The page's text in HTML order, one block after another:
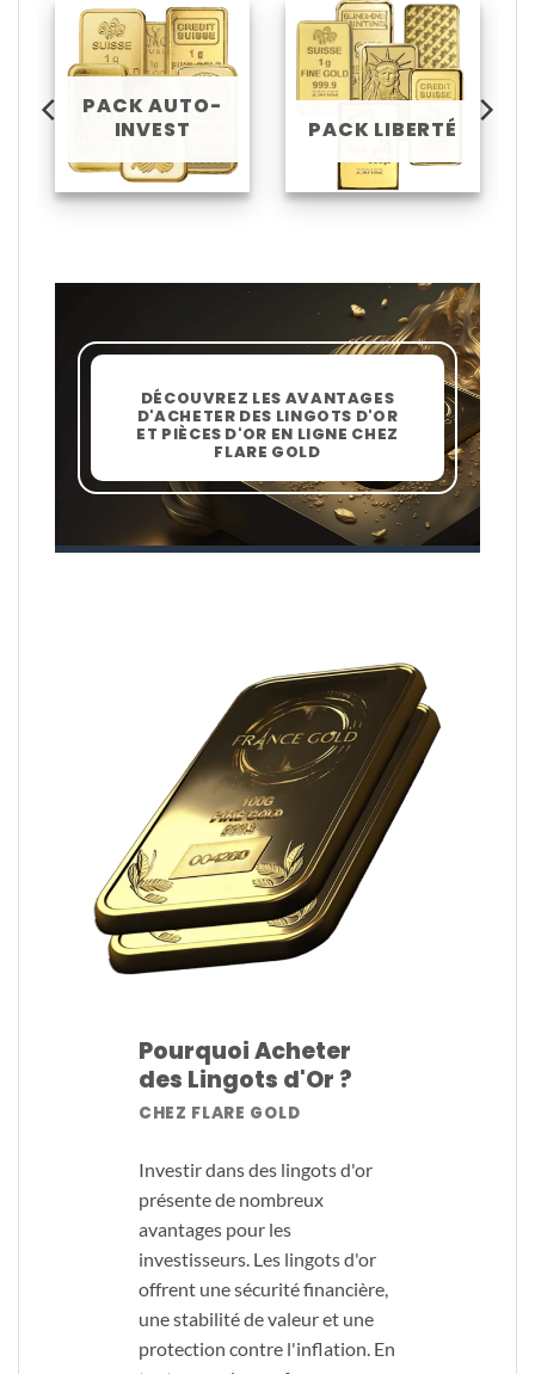
PACK AUTO-
INVEST
PACK LIBERTÉ
DÉCOUVREZ LES AVANTAGES
D'ACHETER DES LINGOTS D'OR
ET PIÈCES D'OR EN LIGNE CHEZ
FLARE GOLD
Pourquoi Acheter
des Lingots d'Or ?
CHEZ FLARE GOLD
Investir dans des lingots d'or
présente de nombreux
avantages pour les
investisseurs. Les lingots d'or
offrent une sécurité financière,
une stabilité de valeur et une
protection contre l'inflation. En